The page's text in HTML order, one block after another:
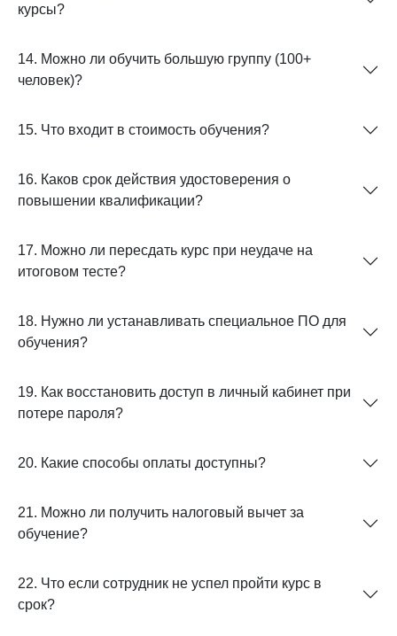
курсы?
14. Можно ли обучить большую группу (100+
человек)?
15. Что входит в стоимость обучения?
16. Каков срок действия удостоверения о
повышении квалификации?
17. Можно ли пересдать курс при неудаче на
итоговом тесте?
18. Нужно ли устанавливать специальное ПО для
обучения?
19. Как восстановить доступ в личный кабинет при
потере пароля?
20. Какие способы оплаты доступны?
21. Можно ли получить налоговый вычет за
обучение?
22. Что если сотрудник не успел пройти курс в
срок?